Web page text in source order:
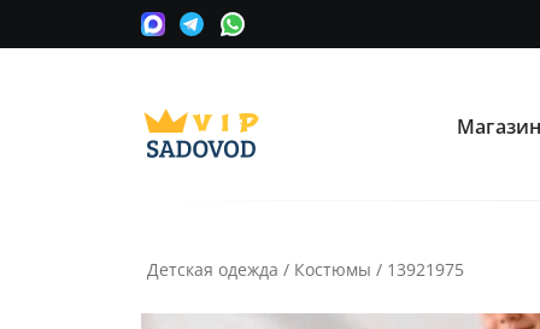
О нас
Информация
Магазин
Детская одежда / Костюмы / 13921975